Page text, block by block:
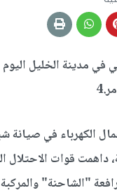
في مدينة الخليل اليوم
في صيانة
قوات الاحتلال
"الشاحنة"